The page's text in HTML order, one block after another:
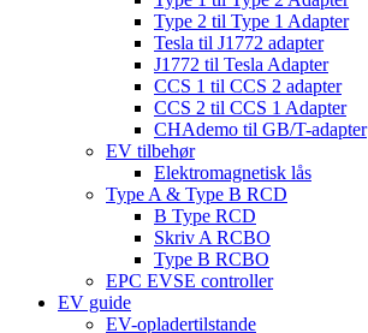
Type 2 til Type 1 Adapter
Tesla til J1772 adapter
J1772 til Tesla Adapter
CCS 1 til CCS 2 adapter
CCS 2 til CCS 1 Adapter
CHAdemo til GB/T-adapter
EV tilbehør
Elektromagnetisk lås
Type A & Type B RCD
B Type RCD
Skriv A RCBO
Type B RCBO
EPC EVSE controller
EV guide
EV-opladertilstande